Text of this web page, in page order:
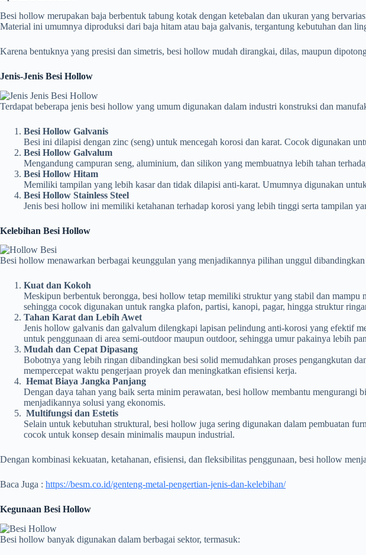
Besi hollow merupakan baja berbentuk tabung kotak dengan ketebalan dan ukuran yang
Material ini umumnya diproduksi dari baja hitam atau baja galvanis, tergantung kebutuhan dan
Karena bentuknya yang presisi dan simetris, besi hollow mudah dirangkai, dilas, maupun
Jenis-Jenis Besi Hollow
Terdapat beberapa jenis besi hollow yang umum digunakan dalam industri konstruksi dan
Besi Hollow Galvanis
Besi ini dilapisi dengan zinc (seng) untuk mencegah korosi dan karat. Cocok digunakan
Besi Hollow Galvalum
Mengandung campuran seng, aluminium, dan silikon yang membuatnya lebih tahan
Besi Hollow Hitam
Memiliki tampilan yang lebih kasar dan tidak dilapisi anti-karat. Umumnya digunakan
Besi Hollow Stainless Steel
Jenis besi hollow ini memiliki ketahanan terhadap korosi yang lebih tinggi serta tampilan
Kelebihan Besi Hollow
Besi hollow menawarkan berbagai keunggulan yang menjadikannya pilihan unggul
Kuat dan Kokoh
Meskipun berbentuk berongga, besi hollow tetap memiliki struktur yang stabil dan mampu
sehingga cocok digunakan untuk rangka plafon, partisi, kanopi, pagar, hingga struktur
Tahan Karat dan Lebih Awet
Jenis hollow galvanis dan galvalum dilengkapi lapisan pelindung anti-korosi yang efektif
untuk penggunaan di area semi-outdoor maupun outdoor, sehingga umur pakainya lebih
Mudah dan Cepat Dipasang
Bobotnya yang lebih ringan dibandingkan besi solid memudahkan proses pengangkutan
mempercepat waktu pengerjaan proyek dan meningkatkan efisiensi kerja.
Hemat Biaya Jangka Panjang
Dengan daya tahan yang baik serta minim perawatan, besi hollow membantu
menjadikannya solusi yang ekonomis.
Multifungsi dan Estetis
Selain untuk kebutuhan struktural, besi hollow juga sering digunakan dalam pembuatan
cocok untuk konsep desain minimalis maupun industrial.
Dengan kombinasi kekuatan, ketahanan, efisiensi, dan fleksibilitas penggunaan, besi hollow
Baca Juga : https://besm.co.id/genteng-metal-pengertian-jenis-dan-kelebihan/
Kegunaan Besi Hollow
Besi hollow banyak digunakan dalam berbagai sektor, termasuk: